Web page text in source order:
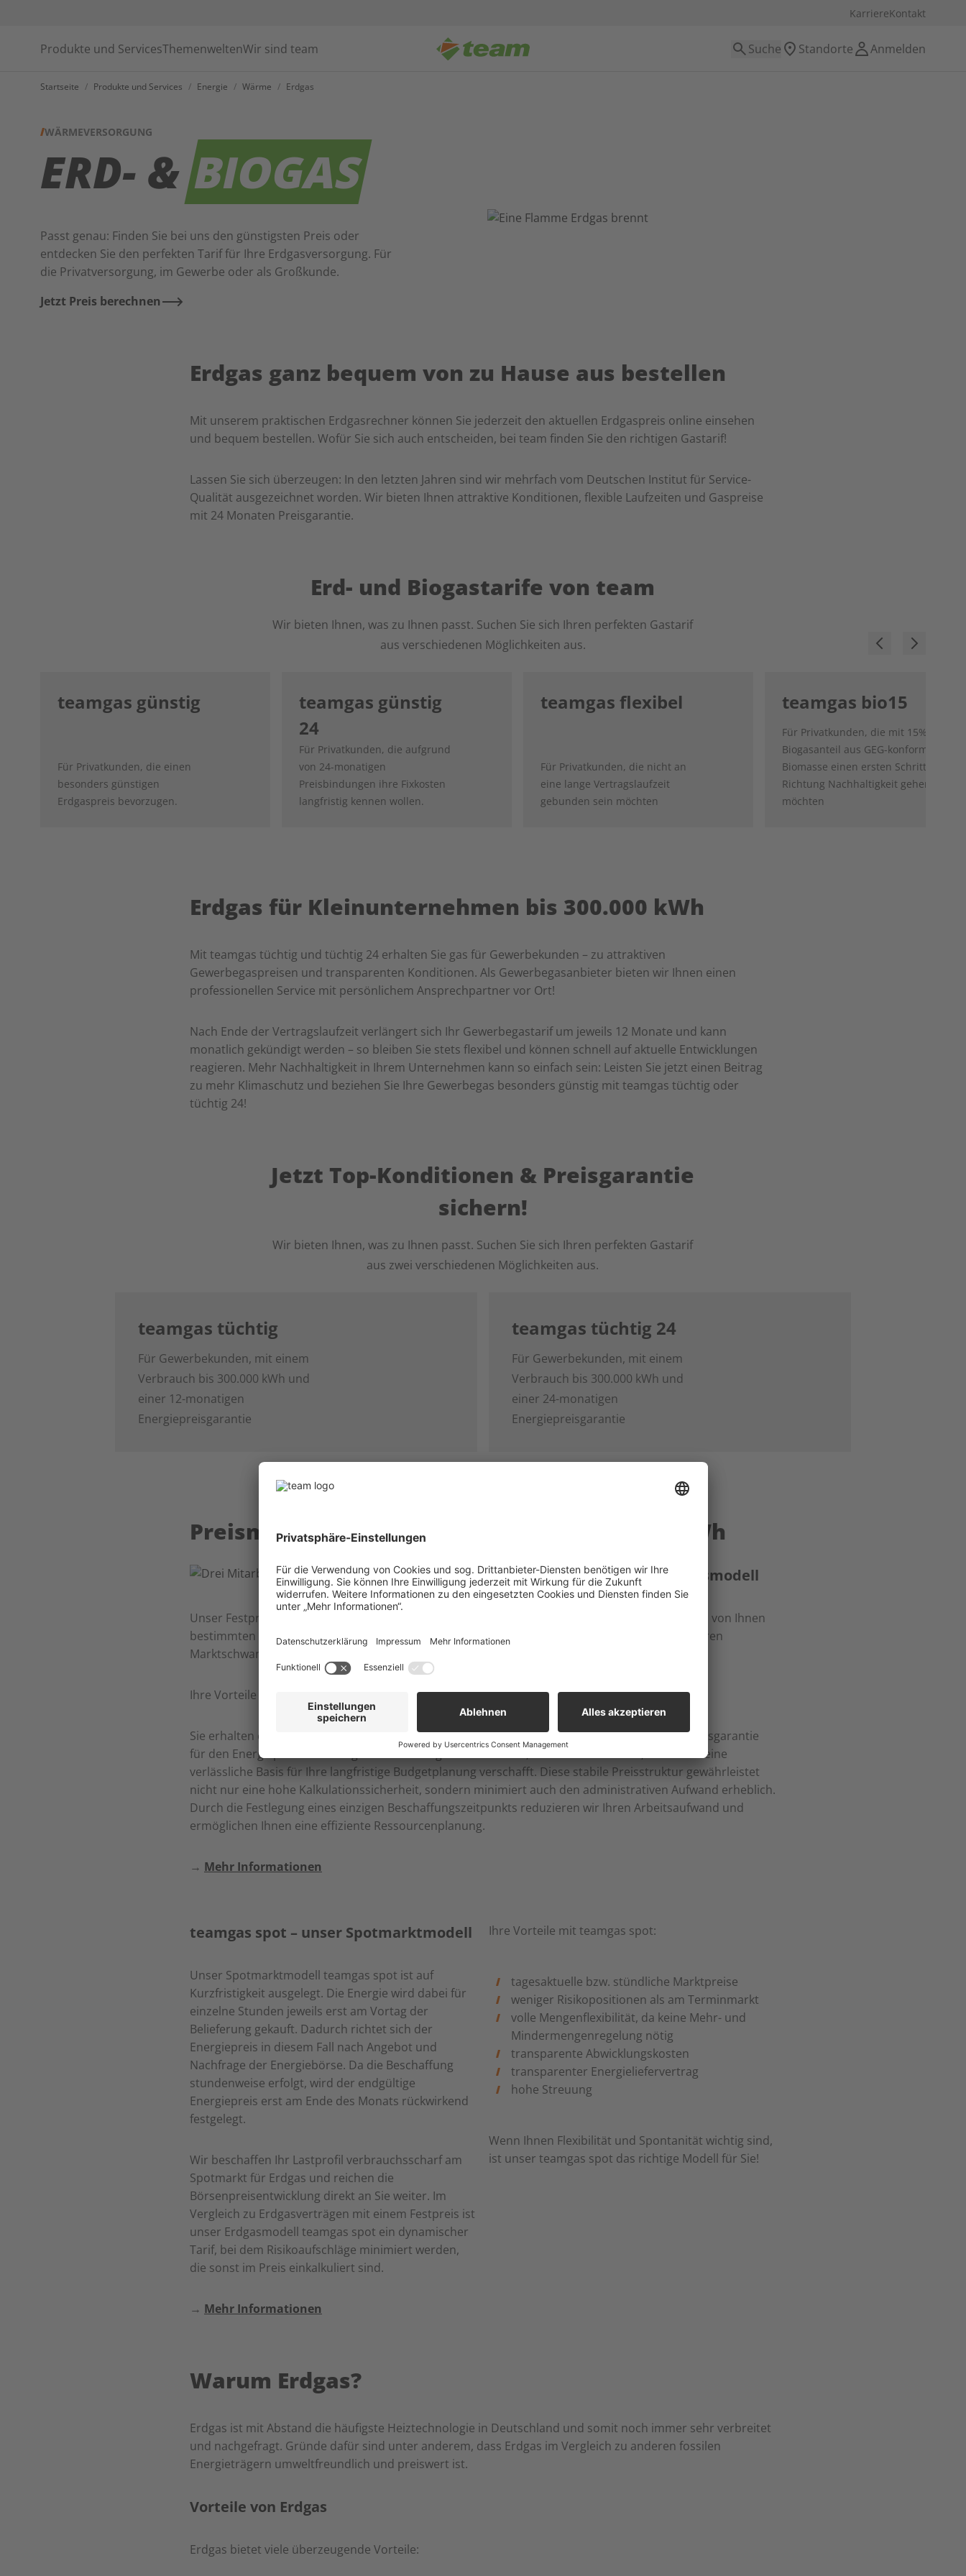
KarriereKontakt
Produkte und ServicesThemenweltenWir sind team Suche Standorte Anmelden
Startseite / Produkte und Services / Energie / Wärme / Erdgas
WÄRMEVERSORGUNG
ERD- &BIOGAS
Passt genau: Finden Sie bei uns den günstigsten Preis oder
entdecken Sie den perfekten Tarif für Ihre Erdgasversorgung. Für
die Privatversorgung, im Gewerbe oder als Großkunde.
Jetzt Preis berechnen
Erdgas ganz bequem von zu Hause aus bestellen
Mit unserem praktischen Erdgasrechner können Sie jederzeit den aktuellen Erdgaspreis online einsehen
und bequem bestellen. Wofür Sie sich auch entscheiden, bei team finden Sie den richtigen Gastarif!
Lassen Sie sich überzeugen: In den letzten Jahren sind wir mehrfach vom Deutschen Institut für Service-
Qualität ausgezeichnet worden. Wir bieten Ihnen attraktive Konditionen, flexible Laufzeiten und Gaspreise
mit 24 Monaten Preisgarantie.
Erd- und Biogastarife von team
Wir bieten Ihnen, was zu Ihnen passt. Suchen Sie sich Ihren perfekten Gastarif
aus verschiedenen Möglichkeiten aus.
teamgas günstig
Für Privatkunden, die einen
besonders günstigen
Erdgaspreis bevorzugen.
teamgas günstig
24
Für Privatkunden, die aufgrund
von 24-monatigen
Preisbindungen ihre Fixkosten
langfristig kennen wollen.
teamgas flexibel
Für Privatkunden, die nicht an
eine lange Vertragslaufzeit
gebunden sein möchten
teamgas bio15
Für Privatkunden, die mit 15%
Biogasanteil aus GEG-konformer
Biomasse einen ersten Schritt
Richtung Nachhaltigkeit gehen
möchten
Erdgas für Kleinunternehmen bis 300.000 kWh
Mit teamgas tüchtig und tüchtig 24 erhalten Sie gas für Gewerbekunden – zu attraktiven
Gewerbegaspreisen und transparenten Konditionen. Als Gewerbegasanbieter bieten wir Ihnen einen
professionellen Service mit persönlichem Ansprechpartner vor Ort!
Nach Ende der Vertragslaufzeit verlängert sich Ihr Gewerbegastarif um jeweils 12 Monate und kann
monatlich gekündigt werden – so bleiben Sie stets flexibel und können schnell auf aktuelle Entwicklungen
reagieren. Mehr Nachhaltigkeit in Ihrem Unternehmen kann so einfach sein: Leisten Sie jetzt einen Beitrag
zu mehr Klimaschutz und beziehen Sie Ihre Gewerbegas besonders günstig mit teamgas tüchtig oder
tüchtig 24!
Jetzt Top-Konditionen & Preisgarantie
sichern!
Wir bieten Ihnen, was zu Ihnen passt. Suchen Sie sich Ihren perfekten Gastarif
aus zwei verschiedenen Möglichkeiten aus.
teamgas tüchtig
Für Gewerbekunden, mit einem
Verbrauch bis 300.000 kWh und
einer 12-monatigen
Energiepreisgarantie
teamgas tüchtig 24
Für Gewerbekunden, mit einem
Verbrauch bis 300.000 kWh und
einer 24-monatigen
Energiepreisgarantie
Preismodelle für Großkunden über 300.000 kWh
teamgas fix – unser Festpreismodell
Unser Festpreismodell teamgas fix ermöglicht es Ihnen, Ihren gesamten Erdgasbedarf an einem von Ihnen
bestimmten Zeitpunkt zu erwerben. Ihr Energiepreis ist dadurch fix und unterliegt keinen weiteren
Marktschwankungen.
Ihre Vorteile mit teamgas fix:
Sie erhalten eine vollkommene Kostentransparenz und Planungssicherheit. Wir bieten eine Preisgarantie
für den Energiepreis über die gesamte Vertragslaufzeit von 12, 24 oder 36 Monaten, was Ihnen eine
verlässliche Basis für Ihre langfristige Budgetplanung verschafft. Diese stabile Preisstruktur gewährleistet
nicht nur eine hohe Kalkulationssicherheit, sondern minimiert auch den administrativen Aufwand erheblich.
Durch die Festlegung eines einzigen Beschaffungszeitpunkts reduzieren wir Ihren Arbeitsaufwand und
ermöglichen Ihnen eine effiziente Ressourcenplanung.
→ Mehr Informationen
teamgas spot – unser Spotmarktmodell
Unser Spotmarktmodell teamgas spot ist auf
Kurzfristigkeit ausgelegt. Die Energie wird dabei für
einzelne Stunden jeweils erst am Vortag der
Belieferung gekauft. Dadurch richtet sich der
Energiepreis in diesem Fall nach Angebot und
Nachfrage der Energiebörse. Da die Beschaffung
stundenweise erfolgt, wird der endgültige
Energiepreis erst am Ende des Monats rückwirkend
festgelegt.
Wir beschaffen Ihr Lastprofil verbrauchsscharf am
Spotmarkt für Erdgas und reichen die
Börsenpreisentwicklung direkt an Sie weiter. Im
Vergleich zu Erdgasverträgen mit einem Festpreis ist
unser Erdgasmodell teamgas spot ein dynamischer
Tarif, bei dem Risikoaufschläge minimiert werden,
die sonst im Preis einkalkuliert sind.
→ Mehr Informationen
Ihre Vorteile mit teamgas spot:
tagesaktuelle bzw. stündliche Marktpreise
weniger Risikopositionen als am Terminmarkt
volle Mengenflexibilität, da keine Mehr- und
Mindermengenregelung nötig
transparente Abwicklungskosten
transparenter Energieliefervertrag
hohe Streuung
Wenn Ihnen Flexibilität und Spontanität wichtig sind,
ist unser teamgas spot das richtige Modell für Sie!
Warum Erdgas?
Erdgas ist mit Abstand die häufigste Heiztechnologie in Deutschland und somit noch immer sehr verbreitet
und nachgefragt. Gründe dafür sind unter anderem, dass Erdgas im Vergleich zu anderen fossilen
Energieträgern umweltfreundlich und preiswert ist.
Vorteile von Erdgas
Erdgas bietet viele überzeugende Vorteile: